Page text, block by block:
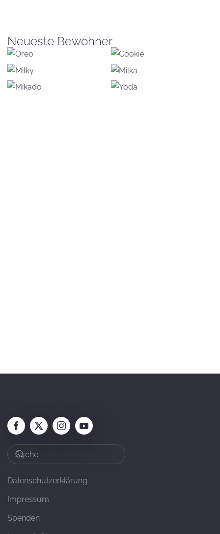
Neueste Bewohner
Datenschutzerklärung
Impressum
Spenden